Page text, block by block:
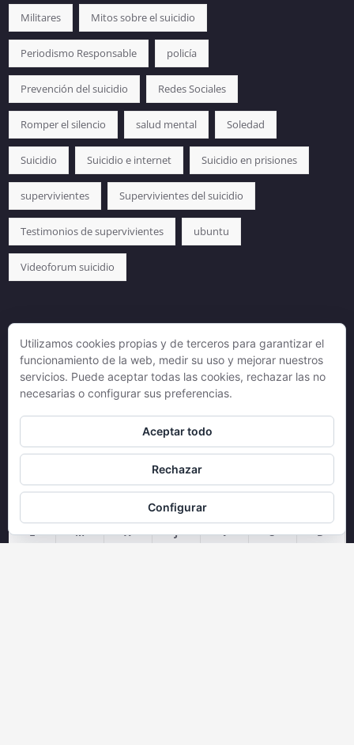
Militares Mitos sobre el suicidio
Periodismo Responsable policía
Prevención del suicidio Redes Sociales
Romper el silencio salud mental Soledad
Suicidio Suicidio e internet Suicidio en prisiones
supervivientes Supervivientes del suicidio
Testimonios de supervivientes ubuntu
Videoforum suicidio
Entradas
L M X J V S
D
Utilizamos cookies propias y de terceros para garantizar el
funcionamiento de la web, medir su uso y mejorar nuestros
servicios. Puede aceptar todas las cookies, rechazar las no
necesarias o configurar sus preferencias.
Aceptar todo
Rechazar
Configurar